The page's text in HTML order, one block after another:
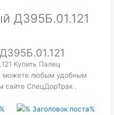
Д395Б.01.121
Купить Палец
можете любым удобным
сайте СпецДорТрак .